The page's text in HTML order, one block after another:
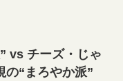
vs チーズ・じゃ
の“まろやか派”